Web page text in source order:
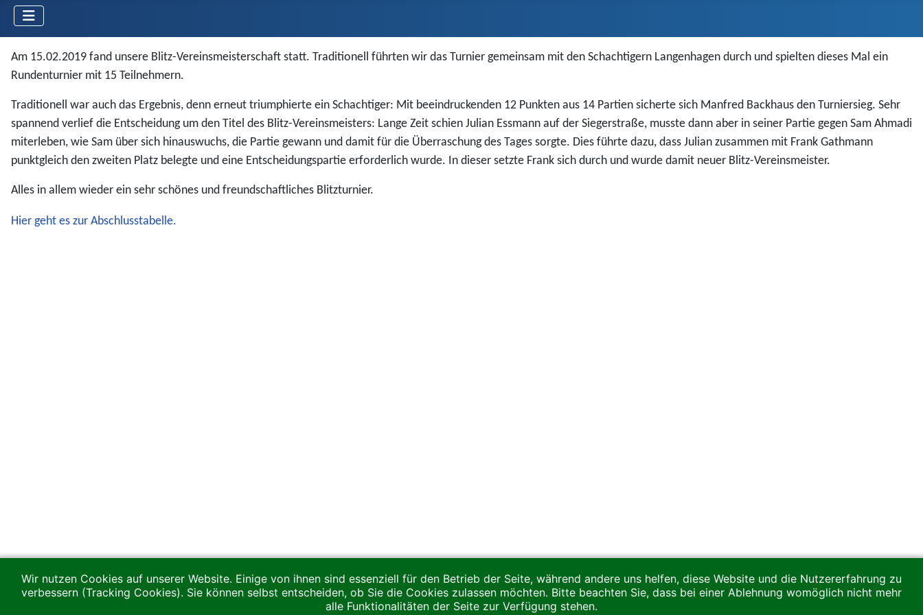
Am 15.02.2019 fand unsere Blitz-Vereinsmeisterschaft statt. Traditionell führten wir das Turnier gemeinsam mit den Schachtigern Langenhagen durch und spielten dieses Mal ein
Rundenturnier mit 15 Teilnehmern.
Traditionell war auch das Ergebnis, denn erneut triumphierte ein Schachtiger: Mit beeindruckenden 12 Punkten aus 14 Partien sicherte sich Manfred Backhaus den Turniersieg. Sehr
spannend verlief die Entscheidung um den Titel des Blitz-Vereinsmeisters: Lange Zeit schien Julian Essmann auf der Siegerstraße, musste dann aber in seiner Partie gegen Sam Ahmadi
miterleben, wie Sam über sich hinauswuchs, die Partie gewann und damit für die Überraschung des Tages sorgte. Dies führte dazu, dass Julian zusammen mit Frank Gathmann
punktgleich den zweiten Platz belegte und eine Entscheidungspartie erforderlich wurde. In dieser setzte Frank sich durch und wurde damit neuer Blitz-Vereinsmeister.
Alles in allem wieder ein sehr schönes und freundschaftliches Blitzturnier.
Hier geht es zur Abschlusstabelle.
Wir nutzen Cookies auf unserer Website. Einige von ihnen sind essenziell für den Betrieb der Seite, während andere uns helfen, diese Website und die Nutzererfahrung zu
verbessern (Tracking Cookies). Sie können selbst entscheiden, ob Sie die Cookies zulassen möchten. Bitte beachten Sie, dass bei einer Ablehnung womöglich nicht mehr
alle Funktionalitäten der Seite zur Verfügung stehen.